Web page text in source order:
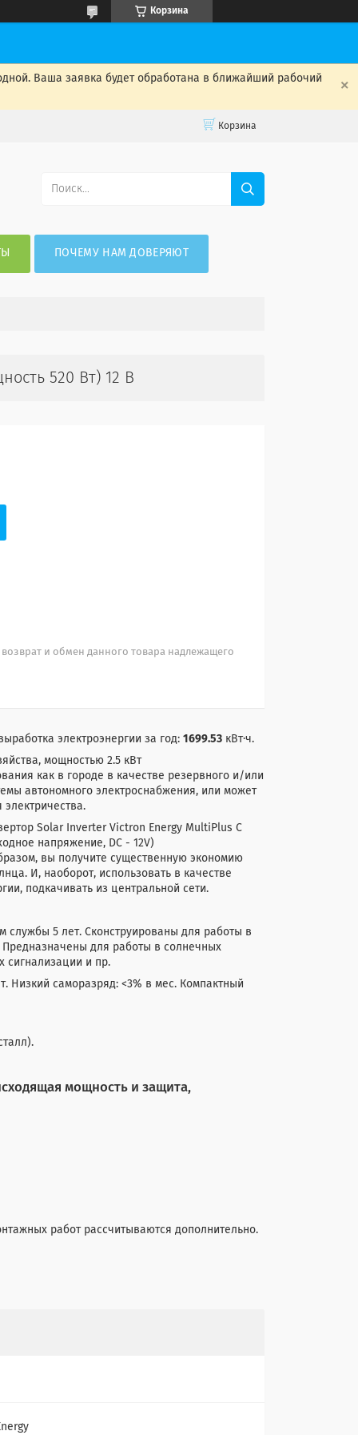
Корзина
Ваша заявка будет обработана в ближайший рабочий
Корзина
ПОЧЕМУ НАМ ДОВЕРЯЮТ
520 Вт) 12 В
и обмен данного товара надлежащего
электроэнергии за год: 1699.53 кВт·ч.
мощностью 2.5 кВт
как в городе в качестве резервного и/или
автономного электроснабжения, или может
Solar Inverter Victron Energy MultiPlus C
напряжение, DC - 12V)
вы получите существенную экономию
И, наоборот, использовать в качестве
подкачивать из центральной сети.
службы 5 лет. Сконструированы для работы в
Предназначены для работы в солнечных
сигнализации и пр.
Низкий саморазряд: <3% в мес. Компактный
мощность и защита,
работ рассчитываются дополнительно.